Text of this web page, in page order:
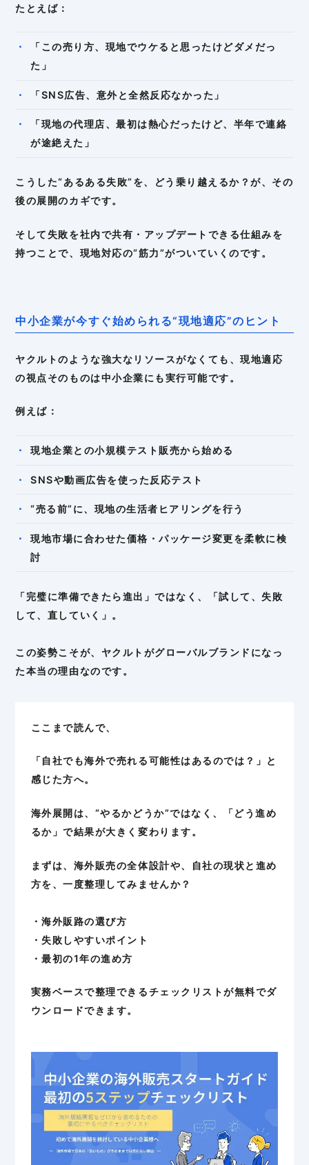
たとえば：
「この売り方、現地でウケると思ったけどダメだっ
た」
「SNS広告、意外と全然反応なかった」
「現地の代理店、最初は熱心だったけど、半年で連絡
が途絶えた」
こうした“あるある失敗”を、どう乗り越えるか？が、その
後の展開のカギです。
そして失敗を社内で共有・アップデートできる仕組みを
持つことで、現地対応の“筋力”がついていくのです。
中小企業が今すぐ始められる“現地適応”のヒント
ヤクルトのような強大なリソースがなくても、現地適応
の視点そのものは中小企業にも実行可能です。
例えば：
現地企業との小規模テスト販売から始める
SNSや動画広告を使った反応テスト
“売る前”に、現地の生活者ヒアリングを行う
現地市場に合わせた価格・パッケージ変更を柔軟に検
討
「完璧に準備できたら進出」ではなく、「試して、失敗
して、直していく」。
この姿勢こそが、ヤクルトがグローバルブランドになっ
た本当の理由なのです。
ここまで読んで、
「自社でも海外で売れる可能性はあるのでは？」と
感じた方へ。
海外展開は、“やるかどうか”ではなく、「どう進め
るか」で結果が大きく変わります。
まずは、海外販売の全体設計や、自社の現状と進め
方を、一度整理してみませんか？
・海外販路の選び方
・失敗しやすいポイント
・最初の1年の進め方
実務ベースで整理できるチェックリストが無料でダ
ウンロードできます。